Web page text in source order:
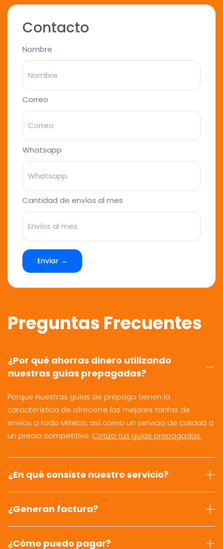
Contacto
Nombre
Correo
Whatsapp
Cantidad de envíos al mes
Enviar →
Preguntas Frecuentes
¿Por qué ahorras dinero utilizando
nuestras guías prepagadas?
Porque nuestras guías de prepago tienen la
característica de ofrecerte las mejores tarifas de
envíos a todo México, así como un servicio de calidad a
un precio competitivo. Cotiza tus guías prepagadas.
¿En qué consiste nuestro servicio?
¿Generan factura?
¿Cómo puedo pagar?